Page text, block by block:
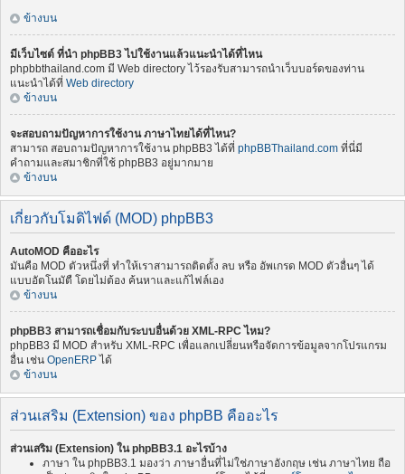
ข้างบน
มีเว็บไซต์ ที่นำ phpBB3 ไปใช้งานแล้วแนะนำได้ที่ไหน
phpbbthailand.com มี Web directory ไว้รองรับสามารถนำเว็บบอร์ดของท่าน
แนะนำได้ที่ Web directory
ข้างบน
จะสอบถามปัญหาการใช้งาน ภาษาไทยได้ที่ไหน?
สามารถ สอบถามปัญหาการใช้งาน phpBB3 ได้ที่ phpBBThailand.com ที่นี่มี
คำถามและสมาชิกที่ใช้ phpBB3 อยู่มากมาย
ข้างบน
เกี่ยวกับโมดิไฟด์ (MOD) phpBB3
AutoMOD คืออะไร
มันคือ MOD ตัวหนึ่งที่ ทำให้เราสามารถติดตั้ง ลบ หรือ อัพเกรด MOD ตัวอื่นๆ ได้
แบบอัตโนมัตื โดยไม่ต้อง ค้นหาและแก้ไฟล์เอง
ข้างบน
phpBB3 สามารถเชื่อมกับระบบอื่นด้วย XML-RPC ไหม?
phpBB3 มี MOD สำหรับ XML-RPC เพื่อแลกเปลี่ยนหรือจัดการข้อมูลจากโปรแกรม
อื่น เช่น OpenERP ได้
ข้างบน
ส่วนเสริม (Extension) ของ phpBB คืออะไร
ส่วนเสริม (Extension) ใน phpBB3.1 อะไรบ้าง
ภาษา ใน phpBB3.1 มองว่า ภาษาอื่นที่ไม่ใช่ภาษาอังกฤษ เช่น ภาษาไทย ถือ